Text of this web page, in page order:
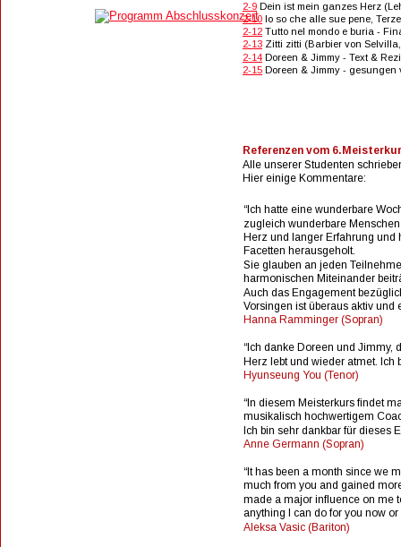
2-9 Dein ist mein ganzes Herz
2-10 Io so che alle sue pene,
2-12 Tutto nel mondo e buria -
2-13 Zitti zitti (Barbier von
2-14 Doreen & Jimmy - Text &
2-15 Doreen & Jimmy -
Referenzen vom
Alle unserer Studenten
Hier einige Kommentare:
“Ich hatte eine wunderbare
zugleich wunderbare
Herz und langer Erfahrung
Facetten herausgeholt.
Sie glauben an jeden
harmonischen Miteinander
Auch das Engagement
Vorsingen ist überaus aktiv und
Hanna Ramminger (Sopran)
“Ich danke Doreen und Jimmy,
Herz lebt und wieder atmet. Ich
Hyunseung You (Tenor)
“In diesem Meisterkurs findet
musikalisch hochwertigem
Ich bin sehr dankbar für dieses
Anne Germann (Sopran)
“It has been a month since we
much from you and gained
made a major influence on me
anything I can do for you now
Aleksa Vasic (Bariton)